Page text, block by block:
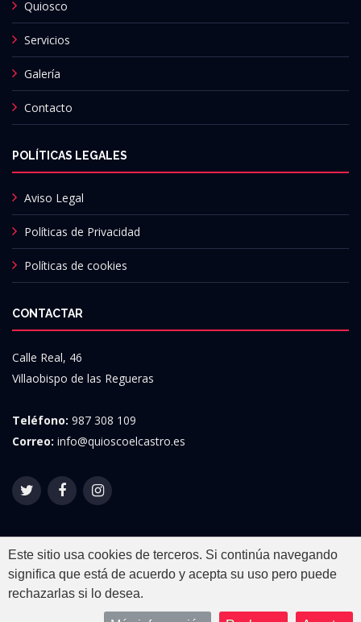
Quiosco
Servicios
Galería
Contacto
POLÍTICAS LEGALES
Aviso Legal
Políticas de Privacidad
Políticas de cookies
CONTACTAR
Calle Real, 46
Villaobispo de las Regueras
Teléfono: 987 308 109
Correo: info@quioscoelcastro.es
© Copyright Quiosco El Castro . Todos los derechos
Diseñado por Basic Digital
Este sitio usa cookies de terceros. Si continúa navegando
significa que está de acuerdo y acepta su uso pero puede
rechazarlas si lo desea.